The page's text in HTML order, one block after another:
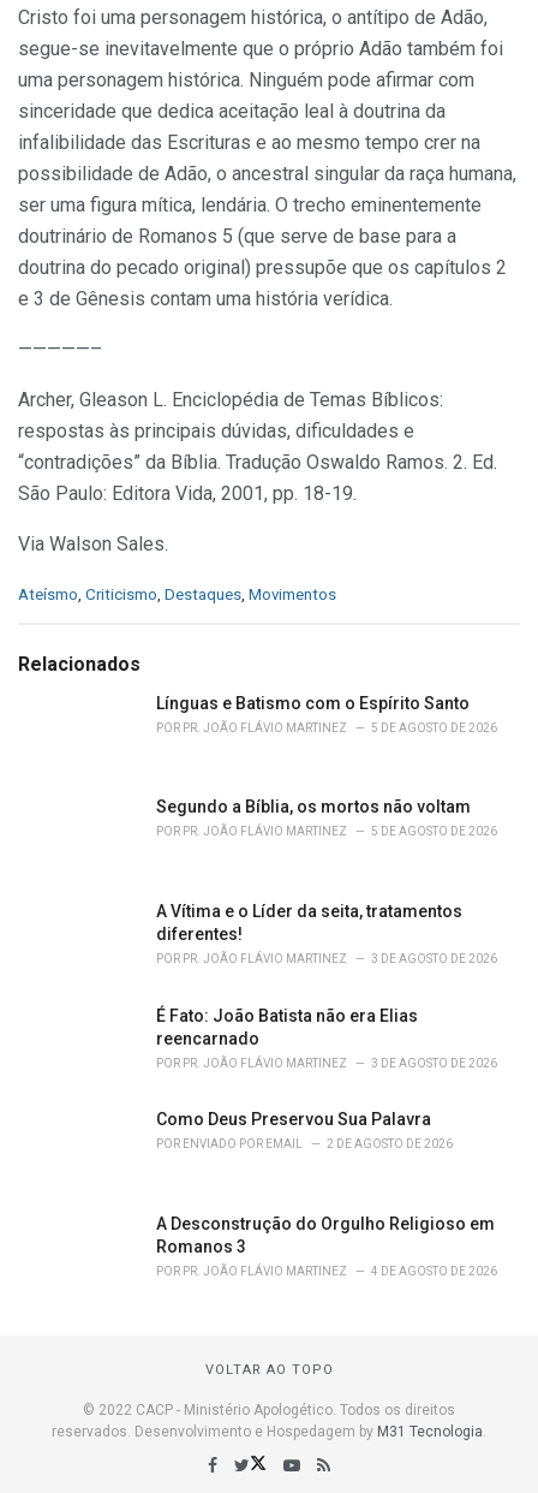
Cristo foi uma personagem histórica, o antítipo de Adão,
segue-se inevitavelmente que o próprio Adão também foi
uma personagem histórica. Ninguém pode afirmar com
sinceridade que dedica aceitação leal à doutrina da
infalibilidade das Escrituras e ao mesmo tempo crer na
possibilidade de Adão, o ancestral singular da raça humana,
ser uma figura mítica, lendária. O trecho eminentemente
doutrinário de Romanos 5 (que serve de base para a
doutrina do pecado original) pressupõe que os capítulos 2
e 3 de Gênesis contam uma história verídica.
—————–
Archer, Gleason L. Enciclopédia de Temas Bíblicos:
respostas às principais dúvidas, dificuldades e
“contradições” da Bíblia. Tradução Oswaldo Ramos. 2. Ed.
São Paulo: Editora Vida, 2001, pp. 18-19.
Via Walson Sales.
C
e
Ateísmo, Criticismo, Destaques, Movimentos
Relacionados
Línguas e Batismo com o Espírito Santo
POR PR. JOÃO FLÁVIO MARTINEZ 5 DE AGOSTO DE 2026
Segundo a Bíblia, os mortos não voltam
POR PR. JOÃO FLÁVIO MARTINEZ 5 DE AGOSTO DE 2026
A Vítima e o Líder da seita, tratamentos
diferentes!
POR PR. JOÃO FLÁVIO MARTINEZ 3 DE AGOSTO DE 2026
É Fato: João Batista não era Elias
reencarnado
POR PR. JOÃO FLÁVIO MARTINEZ 3 DE AGOSTO DE 2026
Como Deus Preservou Sua Palavra
POR ENVIADO POR EMAIL 2 DE AGOSTO DE 2026
A Desconstrução do Orgulho Religioso em
Romanos 3
POR PR. JOÃO FLÁVIO MARTINEZ 4 DE AGOSTO DE 2026
VOLTAR AO TOPO
© 2022 CACP - Ministério Apologético. Todos os direitos
reservados. Desenvolvimento e Hospedagem by M31 Tecnologia